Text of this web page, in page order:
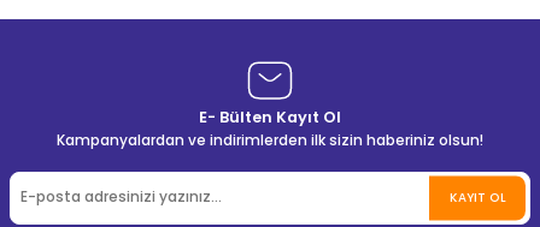
E- Bülten Kayıt Ol
Kampanyalardan ve indirimlerden ilk sizin haberiniz olsun!
KAYIT OL